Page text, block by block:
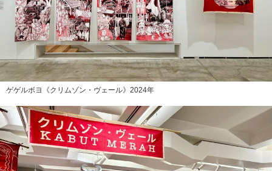
ゲゲルボヨ《クリムゾン・ヴェール》2024年